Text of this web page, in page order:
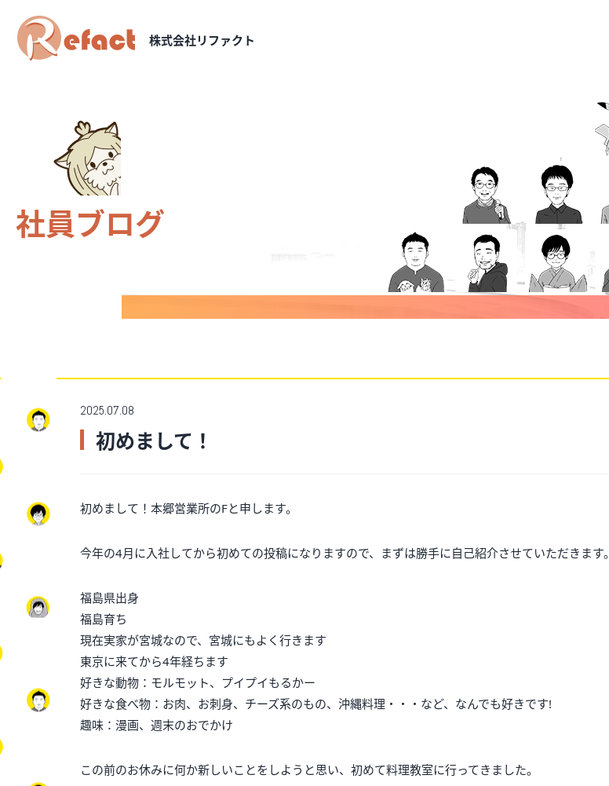
株式会社リファクト
社員ブログ
2025.07.08
初めまして！
初めまして！本郷営業所のFと申します。
今年の4月に入社してから初めての投稿になりますので、まずは勝手に自己紹介させていただきます。
福島県出身
福島育ち
現在実家が宮城なので、宮城にもよく行きます
東京に来てから4年経ちます
好きな動物：モルモット、プイプイもるかー
好きな食べ物：お肉、お刺身、チーズ系のもの、沖縄料理・・・など、なんでも好きです!
趣味：漫画、週末のおでかけ
この前のお休みに何か新しいことをしようと思い、初めて料理教室に行ってきました。